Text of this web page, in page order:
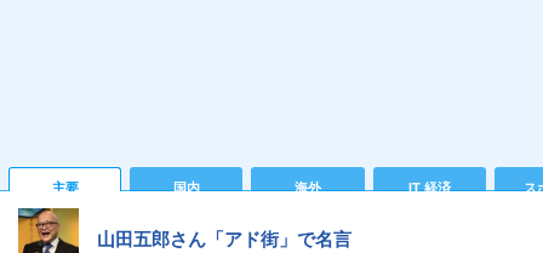
主要 国内 海外 IT 経済 ス
山田五郎さん「アド街」で名言